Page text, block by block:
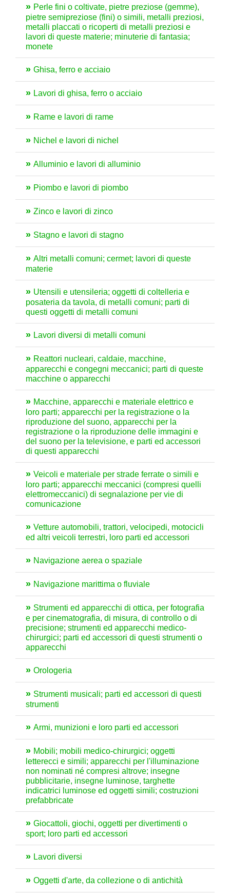
Perle fini o coltivate, pietre preziose (gemme),
pietre semipreziose (fini) o simili, metalli preziosi,
metalli placcati o ricoperti di metalli preziosi e
lavori di queste materie; minuterie di fantasia;
monete
Ghisa, ferro e acciaio
Lavori di ghisa, ferro o acciaio
Rame e lavori di rame
Nichel e lavori di nichel
Alluminio e lavori di alluminio
Piombo e lavori di piombo
Zinco e lavori di zinco
Stagno e lavori di stagno
Altri metalli comuni; cermet; lavori di queste
materie
Utensili e utensileria; oggetti di coltelleria e
posateria da tavola, di metalli comuni; parti di
questi oggetti di metalli comuni
Lavori diversi di metalli comuni
Reattori nucleari, caldaie, macchine,
apparecchi e congegni meccanici; parti di queste
macchine o apparecchi
Macchine, apparecchi e materiale elettrico e
loro parti; apparecchi per la registrazione o la
riproduzione del suono, apparecchi per la
registrazione o la riproduzione delle immagini e
del suono per la televisione, e parti ed accessori
di questi apparecchi
Veicoli e materiale per strade ferrate o simili e
loro parti; apparecchi meccanici (compresi quelli
elettromeccanici) di segnalazione per vie di
comunicazione
Vetture automobili, trattori, velocipedi, motocicli
ed altri veicoli terrestri, loro parti ed accessori
Navigazione aerea o spaziale
Navigazione marittima o fluviale
Strumenti ed apparecchi di ottica, per fotografia
e per cinematografia, di misura, di controllo o di
precisione; strumenti ed apparecchi medico-
chirurgici; parti ed accessori di questi strumenti o
apparecchi
Orologeria
Strumenti musicali; parti ed accessori di questi
strumenti
Armi, munizioni e loro parti ed accessori
Mobili; mobili medico-chirurgici; oggetti
letterecci e simili; apparecchi per l'illuminazione
non nominati né compresi altrove; insegne
pubblicitarie, insegne luminose, targhette
indicatrici luminose ed oggetti simili; costruzioni
prefabbricate
Giocattoli, giochi, oggetti per divertimenti o
sport; loro parti ed accessori
Lavori diversi
Oggetti d'arte, da collezione o di antichità